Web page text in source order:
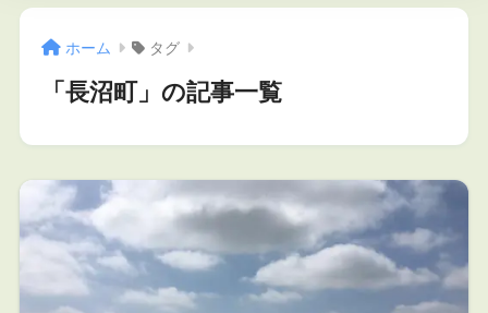
ホーム タグ
「長沼町」の記事一覧